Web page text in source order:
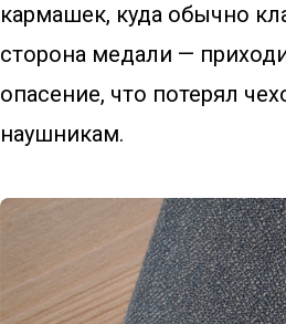
кармашек, куда обычно
сторона медали —
опасение, что потерял
наушникам.